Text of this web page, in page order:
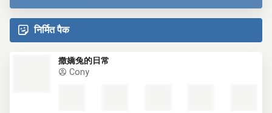
निर्मित पैक
撒嬌兔的日常
Cony